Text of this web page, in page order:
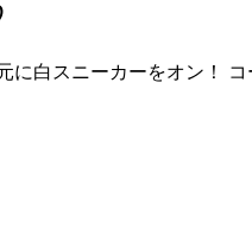
白スニーカーをオン！